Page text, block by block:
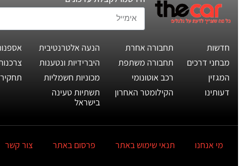
חדשות
מבחני דרכים
המגזין
דעותינו
תחבורה אחרת
תחבורה משתפת
רכב אוטונומי
הקילומטר האחרון
הנעה אלטרנטיבית
היברידיות ונטענות
מכוניות חשמליות
תשתיות טעינה
בישראל
מי אנחנו תנאי שימוש באתר פרסום באתר צור קשר